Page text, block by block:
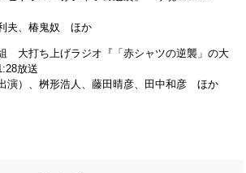
夫、椿鬼奴 ほか
大打ち上げラジオ『「赤シャツの逆襲」の大
放送
演）、桝形浩人、藤田晴彦、田中和彦 ほか